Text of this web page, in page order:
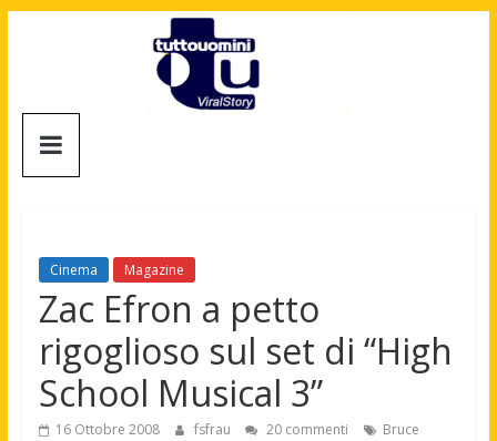
Tuttouomini
Motori,
gay
news
moda
maschile
Cinema Magazine
Zac Efron a petto
rigoglioso sul set di “High
School Musical 3”
16 Ottobre 2008 fsfrau 20 commenti
Bruce